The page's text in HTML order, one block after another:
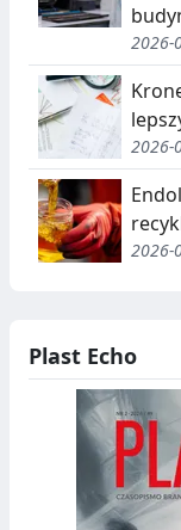
2026-
2026-
2026-
Plast Echo